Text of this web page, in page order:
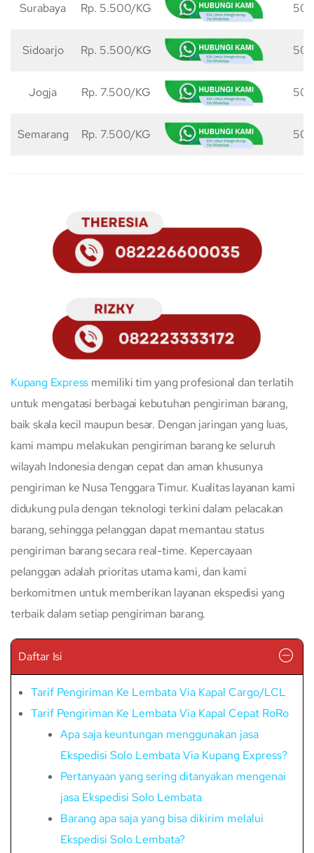
Surabaya Rp. 5.500/KG 50
Sidoarjo Rp. 5.500/KG 50
Jogja Rp. 7.500/KG 50
Semarang Rp. 7.500/KG 50
Kupang Express memiliki tim yang profesional dan terlatih
untuk mengatasi berbagai kebutuhan pengiriman barang,
baik skala kecil maupun besar. Dengan jaringan yang luas,
kami mampu melakukan pengiriman barang ke seluruh
wilayah Indonesia dengan cepat dan aman khusunya
pengiriman ke Nusa Tenggara Timur. Kualitas layanan kami
didukung pula dengan teknologi terkini dalam pelacakan
barang, sehingga pelanggan dapat memantau status
pengiriman barang secara real-time. Kepercayaan
pelanggan adalah prioritas utama kami, dan kami
berkomitmen untuk memberikan layanan ekspedisi yang
terbaik dalam setiap pengiriman barang.
Daftar Isi
Tarif Pengiriman Ke Lembata Via Kapal Cargo/LCL
Tarif Pengiriman Ke Lembata Via Kapal Cepat RoRo
Apa saja keuntungan menggunakan jasa
Ekspedisi Solo Lembata Via Kupang Express?
Pertanyaan yang sering ditanyakan mengenai
jasa Ekspedisi Solo Lembata
Barang apa saja yang bisa dikirim melalui
Ekspedisi Solo Lembata?